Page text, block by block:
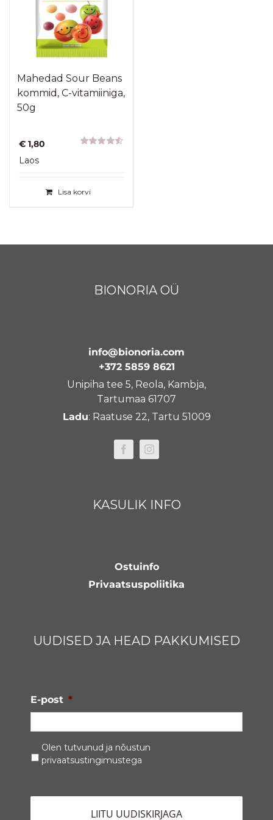
Mahedad Sour Beans
kommid, C-vitamiiniga,
50g
€ 1,80
Laos
Lisa korvi
BIONORIA OÜ
info@bionoria.com
+372 5859 8621
Unipiha tee 5, Reola, Kambja,
Tartumaa 61707
Ladu: Raatuse 22, Tartu 51009
KASULIK INFO
Ostuinfo
Privaatsuspoliitika
UUDISED JA HEAD PAKKUMISED
E-post *
Privaatsustingimused *
Olen tutvunud ja nõustun
privaatsustingimustega